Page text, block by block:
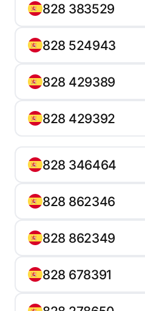
828 383529
828 524943
828 429389
828 429392
828 346464
828 862346
828 862349
828 678391